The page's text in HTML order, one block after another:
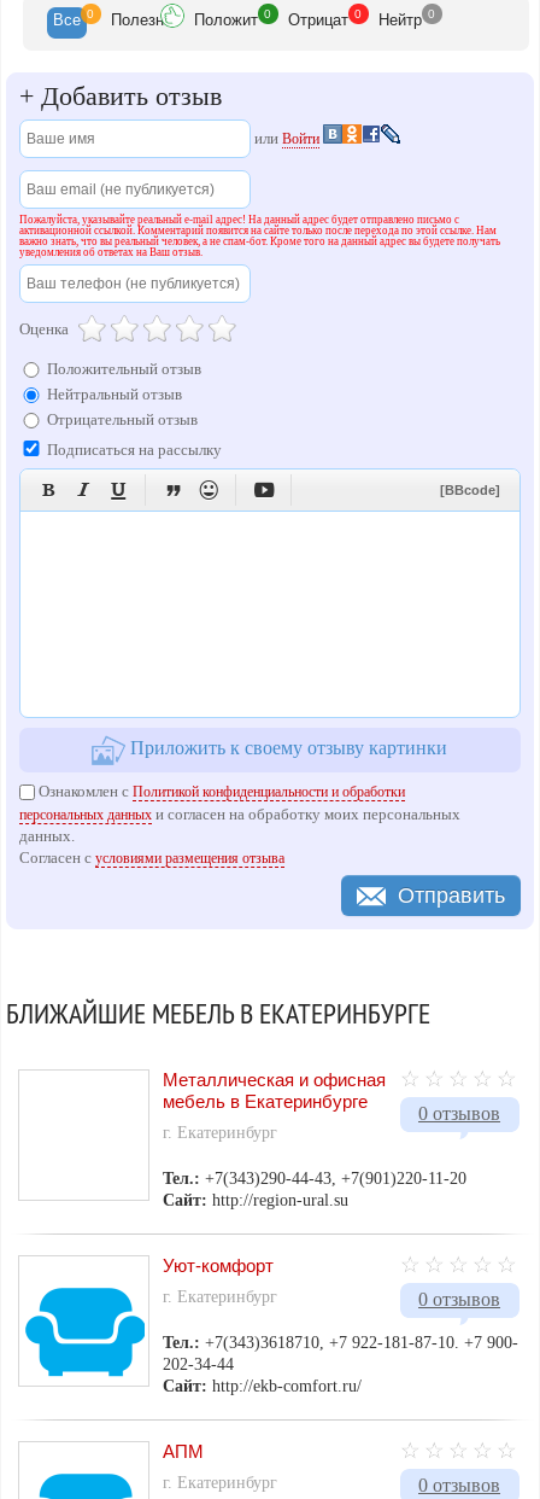
Все 0 Полезн Положит 0 Отрицат 0 Нейтр 0
+ Добавить отзыв
илиВойти
Пожалуйста, указывайте реальный e-mail адрес! На данный адрес будет отправлено письмо с
активационной ссылкой. Комментарий появится на сайте только после перехода по этой ссылке. Нам
важно знать, что вы реальный человек, а не спам-бот. Кроме того на данный адрес вы будете получать
уведомления об ответах на Ваш отзыв.
Оценка
Положительный отзыв
Нейтральный отзыв
Отрицательный отзыв
Подписаться на рассылку
      [BBcode]
Приложить к своему отзыву картинки
Ознакомлен сПолитикой конфиденциальности и обработки
персональных данных и согласен на обработку моих персональных
данных.
Согласен сусловиями размещения отзыва
Отправить
БЛИЖАЙШИЕ МЕБЕЛЬ В ЕКАТЕРИНБУРГЕ
0 отзывов
Металлическая и офисная
мебель в Екатеринбурге
г. Екатеринбург
Тел.:+7(343)290-44-43, +7(901)220-11-20
Сайт: http://region-ural.su
0 отзывов
Уют-комфорт
г. Екатеринбург
Тел.:+7(343)3618710, +7 922-181-87-10. +7 900-
202-34-44
Сайт: http://ekb-comfort.ru/
0 отзывов
АПМ
г. Екатеринбург